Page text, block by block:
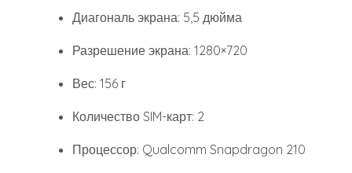
Диагональ экрана: 5,5 дюйма
Разрешение экрана: 1280×720
Вес: 156 г
Количество SIM-карт: 2
Процессор: Qualcomm Snapdragon 210